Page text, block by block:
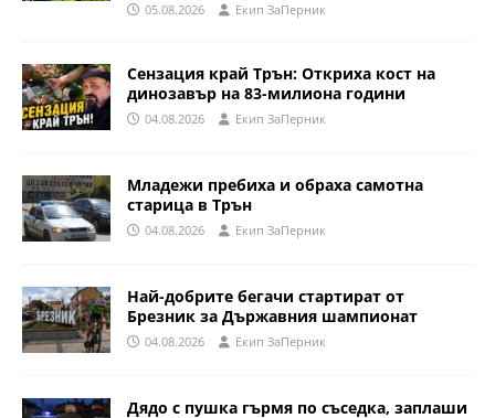
05.08.2026 Eкип ЗаПерник
Сензация край Трън: Откриха кост на
динозавър на 83-милиона години
04.08.2026 Eкип ЗаПерник
Младежи пребиха и обраха самотна
старица в Трън
04.08.2026 Eкип ЗаПерник
Най-добрите бегачи стартират от
Брезник за Държавния шампионат
04.08.2026 Eкип ЗаПерник
Дядо с пушка гърмя по съседка, заплаши